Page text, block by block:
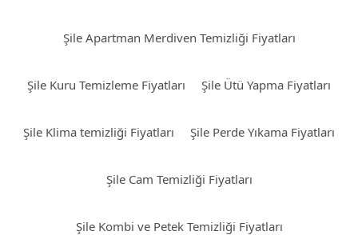
Şile Apartman Merdiven Temizliği Fiyatları
Şile Kuru Temizleme Fiyatları Şile Ütü Yapma Fiyatları
Şile Klima temizliği Fiyatları Şile Perde Yıkama Fiyatları
Şile Cam Temizliği Fiyatları
Şile Kombi ve Petek Temizliği Fiyatları